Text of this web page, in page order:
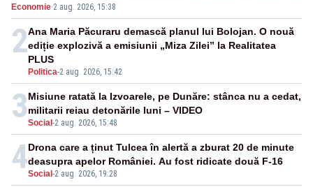
Economie·2 aug. 2026, 15:38
2
Politica-2 aug. 2026, 15:42
Ana Maria Păcuraru demască planul lui Bolojan. O nouă
ediție explozivă a emisiunii „Miza Zilei” la Realitatea
PLUS
3Social -2 aug. 2026, 15:48
Misiune ratată la Izvoarele, pe Dunăre: stânca nu a cedat,
militarii reiau detonările luni – VIDEO
4Social -2 aug. 2026, 19:28
Drona care a ținut Tulcea în alertă a zburat 20 de minute
deasupra apelor României. Au fost ridicate două F-16